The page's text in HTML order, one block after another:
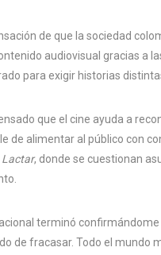
de que la sociedad
audiovisual gracias a
para exigir historias
que el cine ayuda a
de alimentar al público con
Lactar, donde se cuestionan
terminó
de fracasar. Todo el mundo